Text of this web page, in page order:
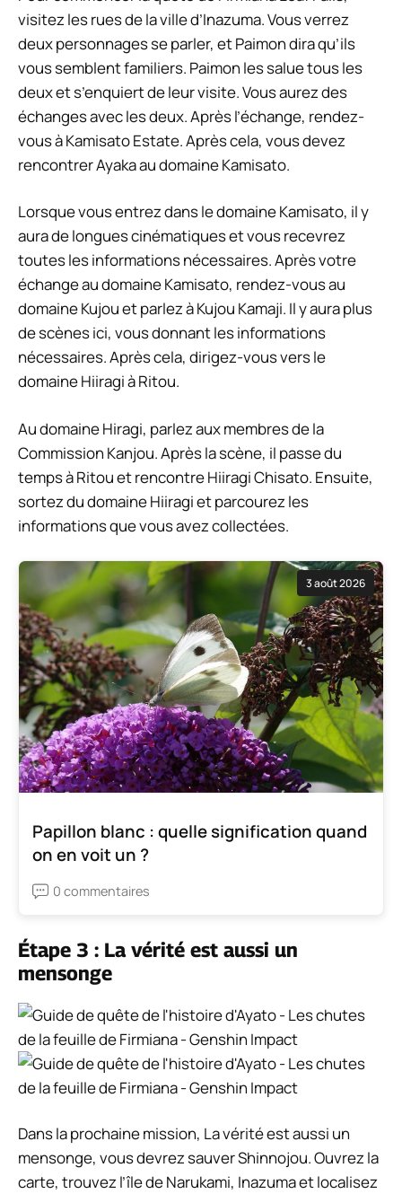
visitez les rues de la ville d’Inazuma. Vous verrez
deux personnages se parler, et Paimon dira qu’ils
vous semblent familiers. Paimon les salue tous les
deux et s’enquiert de leur visite. Vous aurez des
échanges avec les deux. Après l’échange, rendez-
vous à Kamisato Estate. Après cela, vous devez
rencontrer Ayaka au domaine Kamisato.
Lorsque vous entrez dans le domaine Kamisato, il y
aura de longues cinématiques et vous recevrez
toutes les informations nécessaires. Après votre
échange au domaine Kamisato, rendez-vous au
domaine Kujou et parlez à Kujou Kamaji. Il y aura plus
de scènes ici, vous donnant les informations
nécessaires. Après cela, dirigez-vous vers le
domaine Hiiragi à Ritou.
Au domaine Hiragi, parlez aux membres de la
Commission Kanjou. Après la scène, il passe du
temps à Ritou et rencontre Hiiragi Chisato. Ensuite,
sortez du domaine Hiiragi et parcourez les
informations que vous avez collectées.
3 août 2026
Papillon blanc : quelle signification quand
on en voit un ?
0 commentaires
Étape 3 : La vérité est aussi un
mensonge
Dans la prochaine mission, La vérité est aussi un
mensonge, vous devrez sauver Shinnojou. Ouvrez la
carte, trouvez l’île de Narukami, Inazuma et localisez